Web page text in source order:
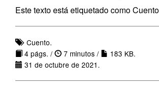
Este texto está etiquetado como
Cuento.
4 págs. /
7 minutos /
183 KB.
31 de octubre de 2021.